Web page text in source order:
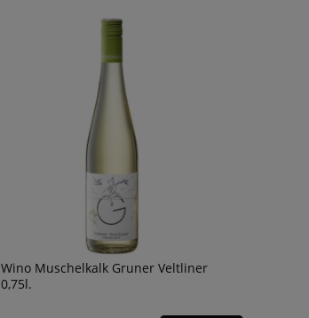
Wino Muschelkalk Gruner Veltliner
0,75l.